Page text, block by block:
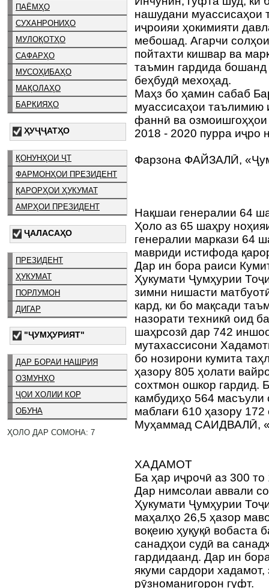
ПАЁМҲО
СУХАНРОНИҲО
МУЛОҚОТҲО
САФАРҲО
МУСОҲИБАҲО
МАҚОЛАҲО
БАРҚИЯҲО
ҲУҶҶАТҲО
ҚОНУНҲОИ ҶТ
ФАРМОНҲОИ ПРЕЗИДЕНТ
ҚАРОРҲОИ ҲУКУМАТ
АМРҲОИ ПРЕЗИДЕНТ
ҶАЛАСАҲО
ПРЕЗИДЕНТ
ҲУКУМАТ
ПОРЛУМОН
ДИГАР
"ҶУМҲУРИЯТ"
ДАР БОРАИ НАШРИЯ
ОЗМУНҲО
ҶОИ ХОЛИИ КОР
ОБУНА
ҲОЛО ДАР СОМОНА: 7
нашудани муассисаҳои
иҷроияи ҳокимияти
мебошад. Агарчи
пойтахти кишвар ва
таъмин гардида бошанд
беҳбудӣ мехоҳад.
Маҳз бо ҳамин сабаб
муассисаҳои таълимию
фаннӣ ва
2018 - 2020 пурра
Фарзона ФАЙЗАЛӢ,
Нақшаи генералии 64
Ҳоло аз 65 шаҳру
генералии маркази 64
мавриди истифода
Дар ин бора раиси
Ҳукумати Ҷумҳурии
зимни нишасти
кард, ки бо мақсади
назорати техникӣ оид
шаҳрсозӣ дар 742
мутахассисони
бо нозирони кумита
ҳазору 805 ҳолати
сохтмон ошкор гардид.
камбудиҳо 564
маблағи 610 ҳазору
Муҳаммад САИДВАЛӢ,
ХАДАМОТ
Ба ҳар иҷрочӣ аз 300
Дар нимсолаи аввали
Ҳукумати Ҷумҳурии
маҳалҳо 26,5 ҳазор
воқеию ҳуқуқӣ вобаста
санадҳои судӣ ва
гардидаанд. Дар ин
якуми сардори
рӯзноманигорон гуфт.